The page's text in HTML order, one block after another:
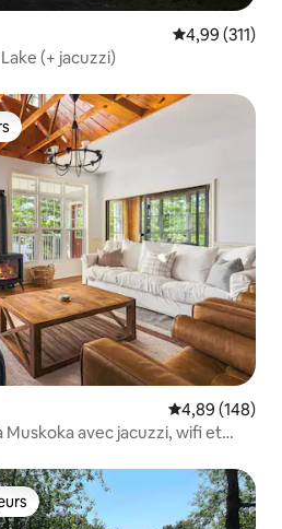
Note
4,99 (311)
(+ jacuzzi)
Note
4,89 (148)
Muskoka avec jacuzzi, wifi et
les plus aimés